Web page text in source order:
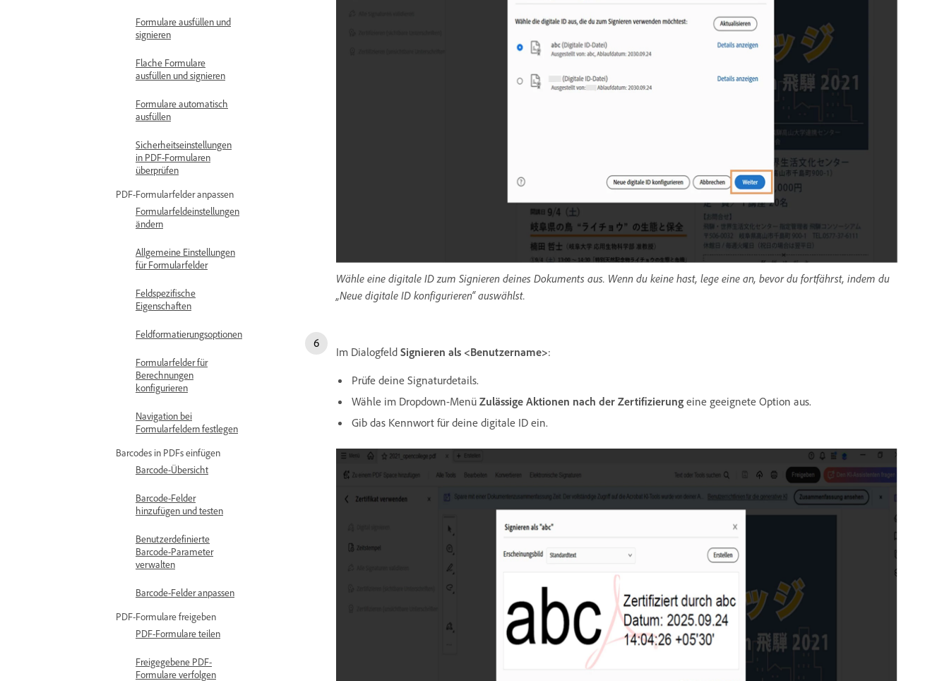
Formulare ausfüllen und
signieren
Flache Formulare
ausfüllen und signieren
Formulare automatisch
ausfüllen
Sicherheitseinstellungen
in PDF-Formularen
überprüfen
PDF-Formularfelder anpassen
Formularfeldeinstellungen
ändern
Allgemeine Einstellungen
für Formularfelder
Feldspezifische
Eigenschaften
Feldformatierungsoptionen
Formularfelder für
Berechnungen
konfigurieren
Navigation bei
Formularfeldern festlegen
Barcodes in PDFs einfügen
Barcode-Übersicht
Barcode-Felder
hinzufügen und testen
Benutzerdefinierte
Barcode-Parameter
verwalten
Barcode-Felder anpassen
PDF-Formulare freigeben
PDF-Formulare teilen
Freigegebene PDF-
Formulare verfolgen
Wähle eine digitale ID zum Signieren deines Dokuments aus. Wenn du keine hast, lege eine an, bevor du fortfährst, indem du
„Neue digitale ID konfigurieren“ auswählst.
Im Dialogfeld Signieren als <Benutzername>:
Prüfe deine Signaturdetails.
Wähle im Dropdown-Menü Zulässige Aktionen nach der Zertifizierung eine geeignete Option aus.
Gib das Kennwort für deine digitale ID ein.